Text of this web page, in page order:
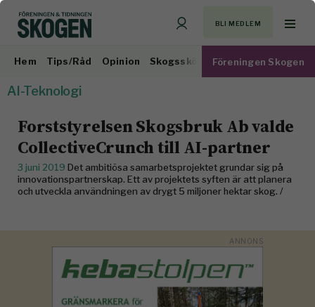
BLI MEDLEM
Hem Tips/Råd Opinion Skogsskötsel Virkesmarknad
Föreningen Skogen
AI-Teknologi
Forststyrelsen Skogsbruk Ab valde
CollectiveCrunch till AI-partner
3 juni 2019 Det ambitiösa samarbetsprojektet grundar sig på
innovationspartnerskap. Ett av projektets syften är att planera
och utveckla användningen av drygt 5 miljoner hektar skog. /